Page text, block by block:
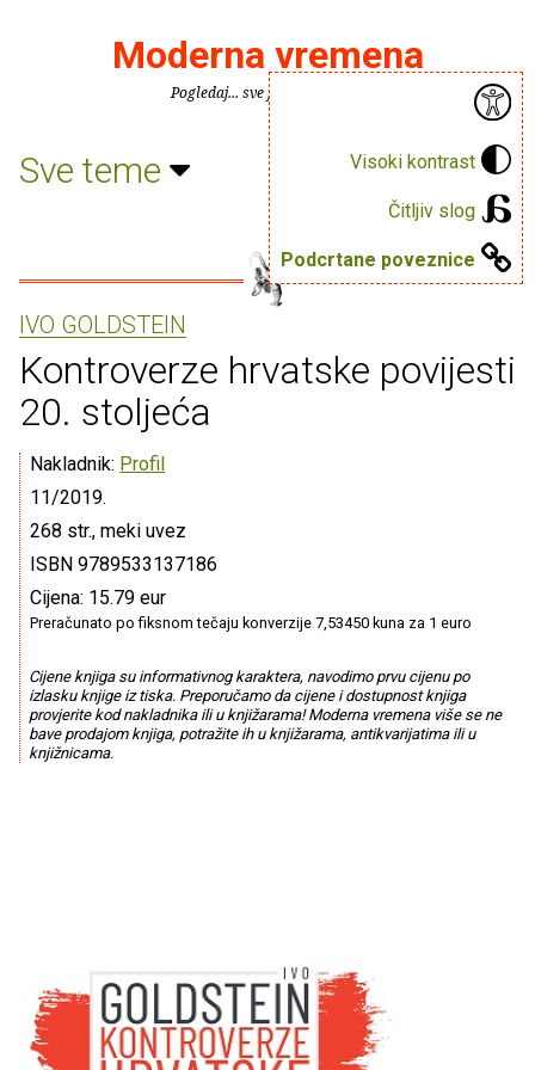
Visoki kontrast
Čitljiv slog
Podcrtane poveznice
Moderna vremena
Pogledaj... sve je puno knjiga.
Sve teme
IVO GOLDSTEIN
Kontroverze hrvatske povijesti
20. stoljeća
Nakladnik: Profil
11/2019.
268 str., meki uvez
ISBN 9789533137186
Cijena: 15.79 eur
Preračunato po fiksnom tečaju konverzije 7,53450 kuna za 1 euro
Cijene knjiga su informativnog karaktera, navodimo prvu cijenu po
izlasku knjige iz tiska. Preporučamo da cijene i dostupnost knjiga
provjerite kod nakladnika ili u knjižarama! Moderna vremena više se ne
bave prodajom knjiga, potražite ih u knjižarama, antikvarijatima ili u
knjižnicama.